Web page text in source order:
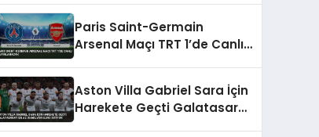
Paris Saint-Germain
Arsenal Maçı TRT 1’de Canlı
Aston Villa Gabriel Sara İçin
Harekete Geçti Galatasaray